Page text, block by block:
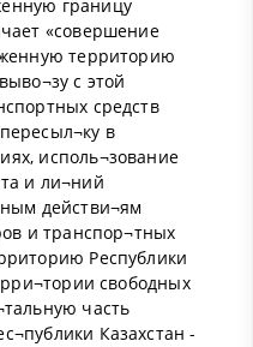
границу
«совершение
территорию
с этой
средств
в
исполь¬зование
и ли¬ний
действи¬ям
и транспор¬тных
Республики
свободных
часть
Казахстан -